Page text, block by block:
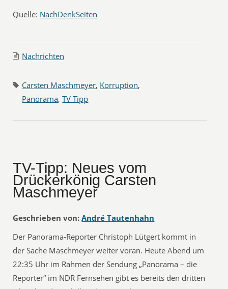
Quelle: NachDenkSeiten
Nachrichten
Carsten Maschmeyer, Korruption,
Panorama,TV Tipp
TV-Tipp: Neues vom
Drückerkönig Carsten
Maschmeyer
Geschrieben von: André Tautenhahn
Der Panorama-Reporter Christoph Lütgert kommt in
der Sache Maschmeyer weiter voran. Heute Abend um
22:35 Uhr im Rahmen der Sendung „Panorama – die
Reporter“ im NDR Fernsehen gibt es bereits den dritten